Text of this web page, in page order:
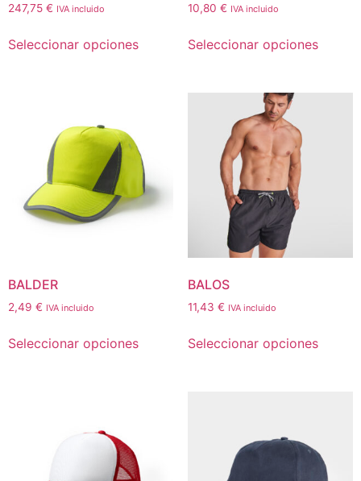
247,75 € IVA incluido
Seleccionar opciones
10,80 € IVA incluido
Seleccionar opciones
BALDER
2,49 € IVA incluido
Seleccionar opciones
BALOS
11,43 € IVA incluido
Seleccionar opciones